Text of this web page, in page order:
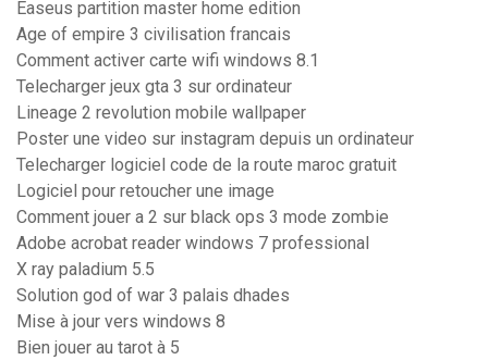
Easeus partition master home edition
Age of empire 3 civilisation francais
Comment activer carte wifi windows 8.1
Telecharger jeux gta 3 sur ordinateur
Lineage 2 revolution mobile wallpaper
Poster une video sur instagram depuis un ordinateur
Telecharger logiciel code de la route maroc gratuit
Logiciel pour retoucher une image
Comment jouer a 2 sur black ops 3 mode zombie
Adobe acrobat reader windows 7 professional
X ray paladium 5.5
Solution god of war 3 palais dhades
Mise à jour vers windows 8
Bien jouer au tarot à 5